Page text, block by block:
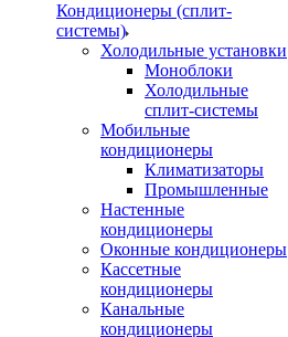
Кондиционеры (сплит-
системы)
Холодильные установки
Моноблоки
Холодильные
сплит-системы
Мобильные
кондиционеры
Климатизаторы
Промышленные
Настенные
кондиционеры
Оконные кондиционеры
Кассетные
кондиционеры
Канальные
кондиционеры